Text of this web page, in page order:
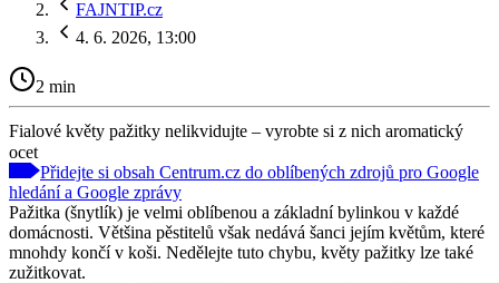
FAJNTIP.cz
4. 6. 2026, 13:00
2 min
Fialové květy pažitky nelikvidujte – vyrobte si z nich aromatický
ocet
Přidejte si obsah Centrum.cz do oblíbených zdrojů pro Google
hledání a Google zprávy
Pažitka (šnytlík) je velmi oblíbenou a základní bylinkou v každé
domácnosti. Většina pěstitelů však nedává šanci jejím květům, které
mnohdy končí v koši. Nedělejte tuto chybu, květy pažitky lze také
zužitkovat.